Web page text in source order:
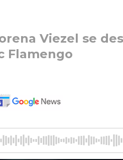
Viezel se
Flamengo